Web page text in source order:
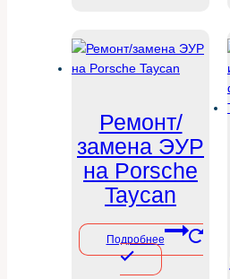
Ремонт/
замена ЭУР
на Porsche
Taycan
Подробнее